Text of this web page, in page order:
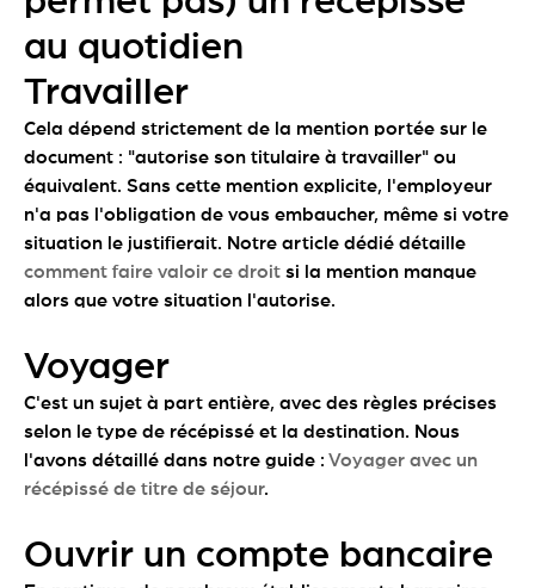
au quotidien
Travailler
Cela dépend strictement de la mention portée sur le
document : "autorise son titulaire à travailler" ou
équivalent. Sans cette mention explicite, l'employeur
n'a pas l'obligation de vous embaucher, même si votre
situation le justifierait. Notre article dédié détaille
comment faire valoir ce droit si la mention manque
alors que votre situation l'autorise.
Voyager
C'est un sujet à part entière, avec des règles précises
selon le type de récépissé et la destination. Nous
l'avons détaillé dans notre guide : Voyager avec un
récépissé de titre de séjour.
Ouvrir un compte bancaire